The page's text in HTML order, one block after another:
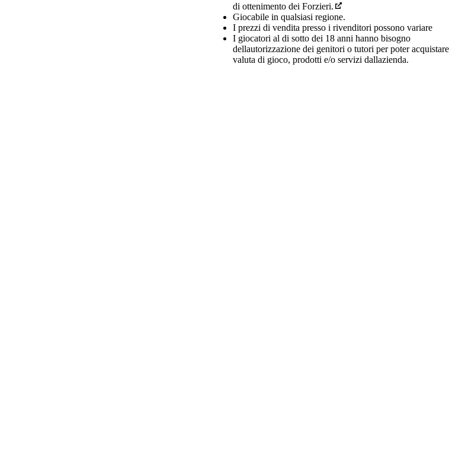
di ottenimento dei Forzieri.
Giocabile in qualsiasi regione.
I prezzi di vendita presso i rivenditori possono variare
I giocatori al di sotto dei 18 anni hanno bisogno
dellautorizzazione dei genitori o tutori per poter acquistare
valuta di gioco, prodotti e/o servizi dallazienda.